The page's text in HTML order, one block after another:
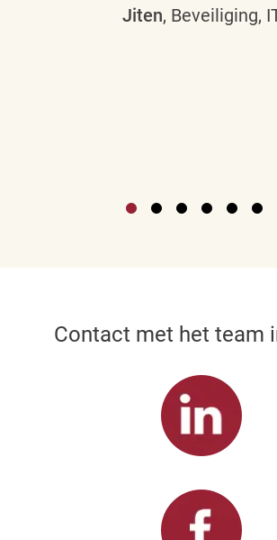
Jiten, Beveiliging,
Contact met het team